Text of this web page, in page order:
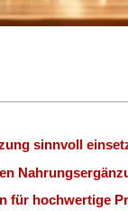
sinnvoll
für hochwertige